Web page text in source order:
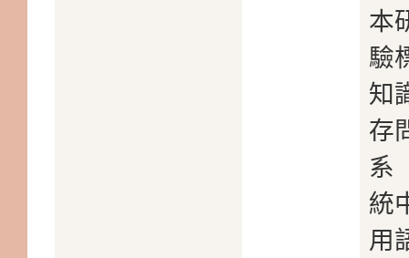
本
驗
知
存
系
統
用